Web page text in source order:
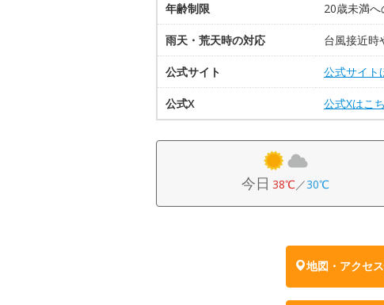
年齢制限 20歳未満
雨天・荒天時の対応 台風接近時
公式サイト 公式サイト
公式X 公式Xはこ
今日 38℃／30℃
地図・アクセ